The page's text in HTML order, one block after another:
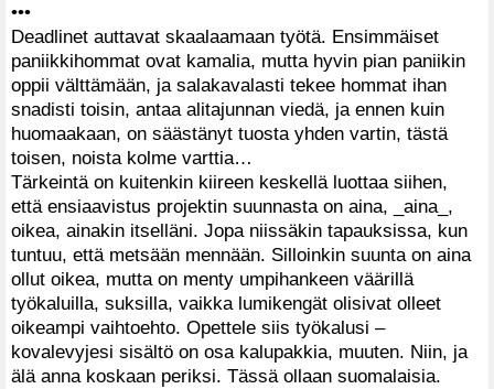
•••
Deadlinet auttavat skaalaamaan työtä. Ensimmäiset
paniikkihommat ovat kamalia, mutta hyvin pian paniikin
oppii välttämään, ja salakavalasti tekee hommat ihan
snadisti toisin, antaa alitajunnan viedä, ja ennen kuin
huomaakaan, on säästänyt tuosta yhden vartin, tästä
toisen, noista kolme varttia…
Tärkeintä on kuitenkin kiireen keskellä luottaa siihen,
että ensiaavistus projektin suunnasta on aina, _aina_,
oikea, ainakin itselläni. Jopa niissäkin tapauksissa, kun
tuntuu, että metsään mennään. Silloinkin suunta on aina
ollut oikea, mutta on menty umpihankeen väärillä
työkaluilla, suksilla, vaikka lumikengät olisivat olleet
oikeampi vaihtoehto. Opettele siis työkalusi –
kovalevyjesi sisältö on osa kalupakkia, muuten. Niin, ja
älä anna koskaan periksi. Tässä ollaan suomalaisia.